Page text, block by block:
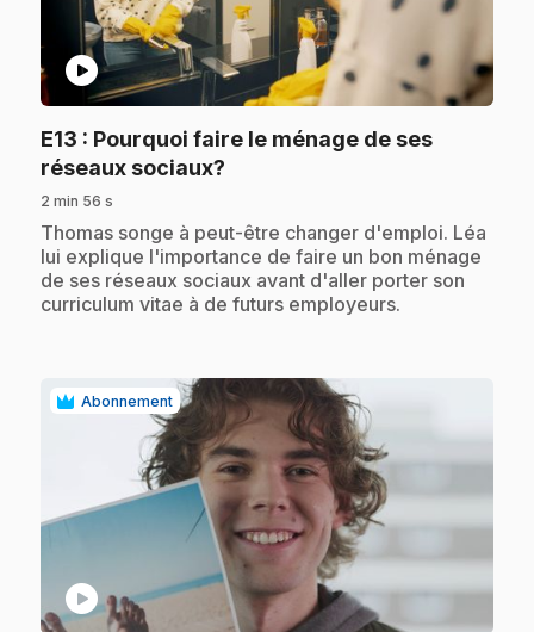
play_circle
E13 : Pourquoi faire le ménage de ses
réseaux sociaux?
2 min 56 s
.Thomas songe à peut-être changer d'emploi. Léa
lui explique l'importance de faire un bon ménage
de ses réseaux sociaux avant d'aller porter son
curriculum vitae à de futurs employeurs.
Abonnement
play_circle